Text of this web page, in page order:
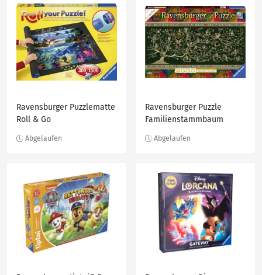
Ravensburger Puzzlematte
Roll & Go
Ravensburger Puzzle
Familienstammbaum